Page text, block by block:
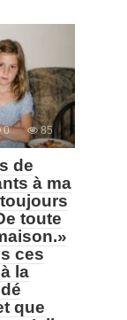
0 85
de
à ma
toute
ces
la
que